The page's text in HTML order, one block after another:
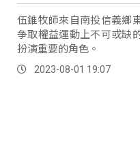
伍錐牧師來自南投信義鄉
争取權益運動上不可或缺
扮演重要的角色。
2023-08-01 19:07